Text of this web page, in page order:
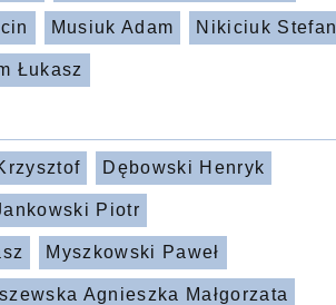
Musiuk Adam Nikiciuk Stefan
Łukasz
Dębowski Henryk
Piotr
Myszkowski Paweł
Agnieszka Małgorzata